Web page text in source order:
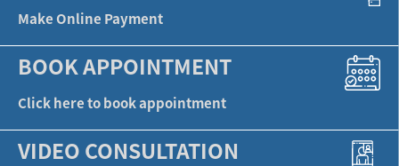
Make Online Payment
BOOK APPOINTMENT
Click here to book appointment
VIDEO CONSULTATION